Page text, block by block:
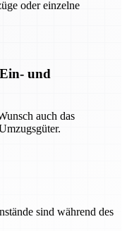
oder einzelne
und
auch das
sind während des